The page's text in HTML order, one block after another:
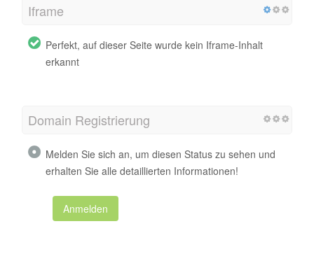
Iframe
Perfekt, auf dieser Seite wurde kein Iframe-Inhalt
erkannt
Domain Registrierung
Melden Sie sich an, um diesen Status zu sehen und
erhalten Sie alle detaillierten Informationen!
Anmelden